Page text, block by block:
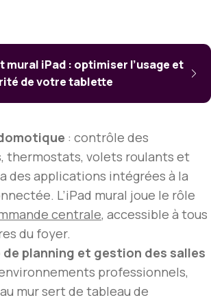
mural iPad : optimiser l’usage et
de votre tablette
: contrôle des
thermostats, volets roulants et
des applications intégrées à la
L’iPad mural joue le rôle
centrale, accessible à tous
du foyer.
planning et gestion des salles
professionnels,
mur sert de tableau de